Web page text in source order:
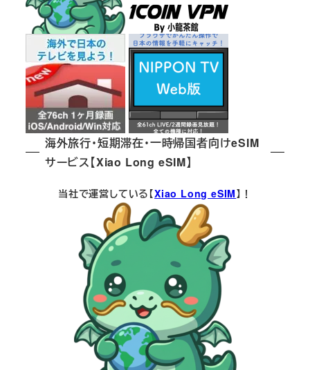
海外旅行・短期滞在・一時帰国者向けeSIM
サービス【Xiao Long eSIM】
当社で運営している【Xiao Long eSIM】！